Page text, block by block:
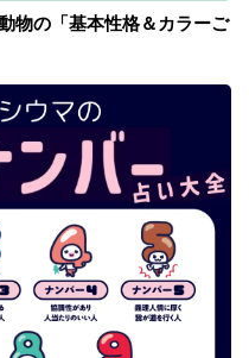
物の「基本性格＆カラーご